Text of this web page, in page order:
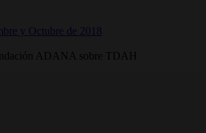
y Octubre de 2018
ADANA sobre TDAH